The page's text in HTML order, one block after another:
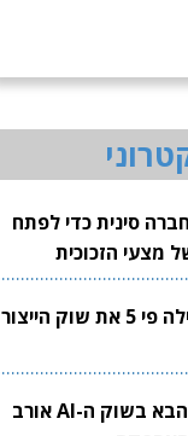
סינית כדי לפתח
מצעי הזכוכית
"המלחמה הכפילה פי 5 את שוק הייצור
צוואר הבקבוק הבא בשוק ה-AI אורב